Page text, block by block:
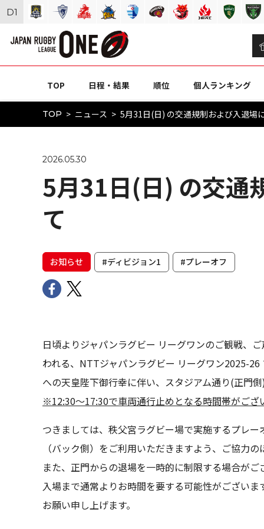
TOP 日程・結果 順位 個人ランキング
TOP ニュース 5月31日(日) の交通規制および入退場
2026.05.30
5月31日(日) の交通
て
お知らせ #ディビジョン1 #プレーオフ
日頃よりジャパンラグビー リーグワンのご観戦、
われる、NTTジャパンラグビー リーグワン2025-
への天皇陛下御行幸に伴い、スタジアム通り(正門
※12:30～17:30で車両通行止めとなる時間帯がござ
つきましては、秩父宮ラグビー場で実施するプレ
（バック側）をご利用いただきますよう、ご協力
また、正門からの退場を一時的に制限する場合が
入場まで通常よりお時間を要する可能性がござい
お願い申し上げます。
D1